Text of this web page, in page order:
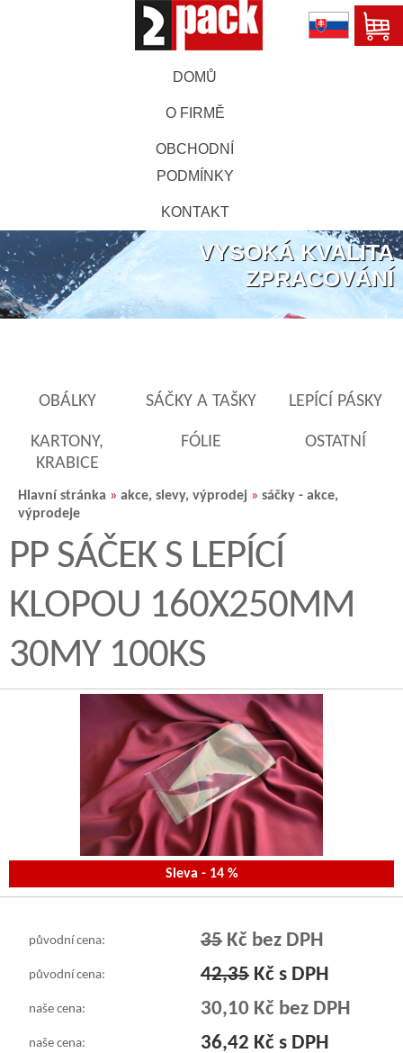
DOMŮ
O FIRMĚ
OBCHODNÍ
PODMÍNKY
KONTAKT
VYSOKÁ KVALITA
ZPRACOVÁNÍ
OBÁLKY SÁČKY A TAŠKY LEPÍCÍ PÁSKY
KARTONY,
KRABICE
FÓLIE OSTATNÍ
Hlavní stránka » akce, slevy, výprodej » sáčky - akce,
výprodeje
PP SÁČEK S LEPÍCÍ
KLOPOU 160X250MM
30MY 100KS
Sleva - 14 %
původní cena: 35 Kč bez DPH
původní cena: 42,35 Kč s DPH
naše cena: 30,10 Kč bez DPH
naše cena: 36,42 Kč s DPH